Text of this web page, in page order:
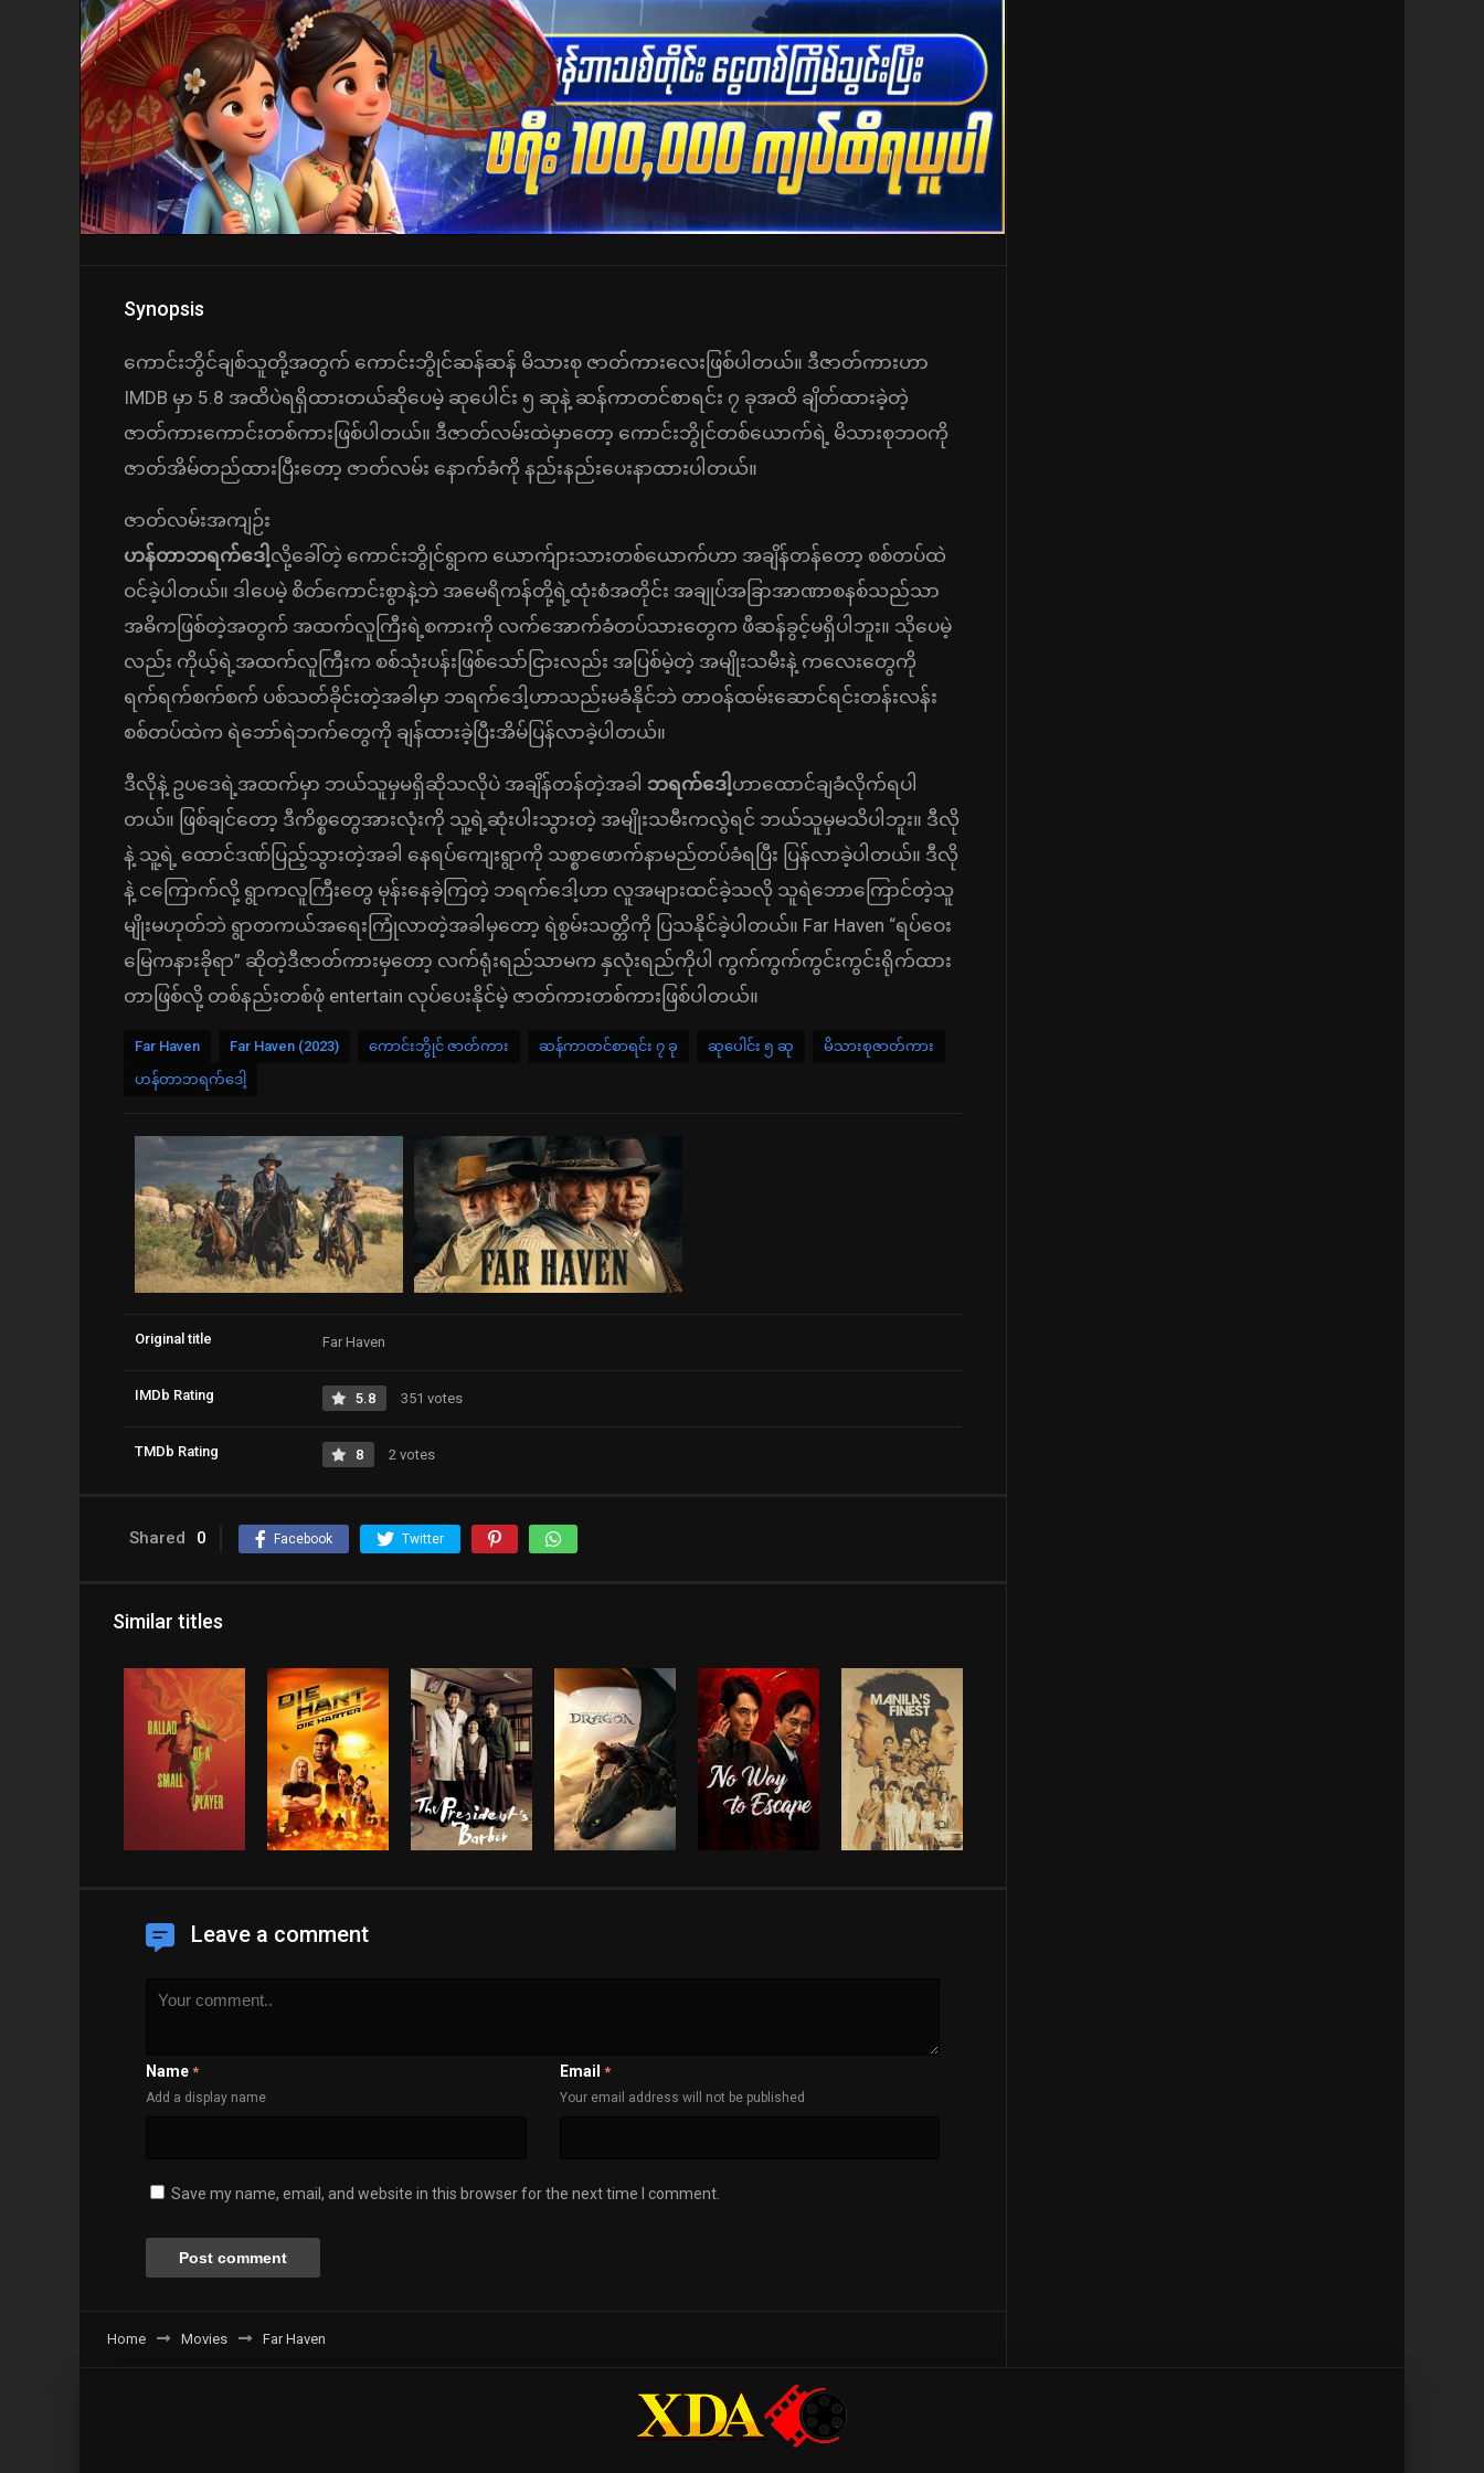
Synopsis
ကောင်းဘွိင်ချစ်သူတို့အတွက် ကောင်းဘွိုင်ဆန်ဆန် မိသားစု ဇာတ်ကားလေးဖြစ်ပါတယ်။ ဒီဇာတ်ကားဟာ
IMDB မှာ 5.8 အထိပဲရရှိထားတယ်ဆိုပေမဲ့ ဆုပေါင်း ၅ ဆုနဲ့ ဆန်ကာတင်စာရင်း ၇ ခုအထိ ချိတ်ထားခဲ့တဲ့
ဇာတ်ကားကောင်းတစ်ကားဖြစ်ပါတယ်။ ဒီဇာတ်လမ်းထဲမှာတော့ ကောင်းဘွိုင်တစ်ယောက်ရဲ့ မိသားစုဘဝကို
ဇာတ်အိမ်တည်ထားပြီးတော့ ဇာတ်လမ်း နောက်ခံကို နည်းနည်းပေးနာထားပါတယ်။
ဇာတ်လမ်းအကျဉ်း
ဟန်တာဘရက်ဒေါ့ လို့ခေါ်တဲ့ ကောင်းဘွိုင်ရွာက ယောက်ျားသားတစ်ယောက်ဟာ အချိန်တန်တော့ စစ်တပ်ထဲ
ဝင်ခဲ့ပါတယ်။ ဒါပေမဲ့ စိတ်ကောင်းစွာနဲ့ဘဲ အမေရိကန်တို့ရဲ့ထုံးစံအတိုင်း အချုပ်အခြာအာဏာစနစ်သည်သာ
အဓိကဖြစ်တဲ့အတွက် အထက်လူကြီးရဲ့စကားကို လက်အောက်ခံတပ်သားတွေက ဖီဆန်ခွင့်မရှိပါဘူး။ သိုပေမဲ့
လည်း ကိုယ့်ရဲ့အထက်လူကြီးက စစ်သုံးပန်းဖြစ်သော်ငြားလည်း အပြစ်မဲ့တဲ့ အမျိုးသမီးနဲ့ ကလေးတွေကို
ရက်ရက်စက်စက် ပစ်သတ်ခိုင်းတဲ့အခါမှာ ဘရက်ဒေါ့ဟာသည်းမခံနိုင်ဘဲ တာဝန်ထမ်းဆောင်ရင်းတန်းလန်း
စစ်တပ်ထဲက ရဲဘော်ရဲဘက်တွေကို ချန်ထားခဲ့ပြီးအိမ်ပြန်လာခဲ့ပါတယ်။
ဒီလိုနဲ့ ဥပဒေရဲ့အထက်မှာ ဘယ်သူမှမရှိဆိုသလိုပဲ အချိန်တန်တဲ့အခါ ဘရက်ဒေါ့ ဟာထောင်ချခံလိုက်ရပါ
တယ်။ ဖြစ်ချင်တော့ ဒီကိစ္စတွေအားလုံးကို သူ့ရဲ့ဆုံးပါးသွားတဲ့ အမျိုးသမီးကလွဲရင် ဘယ်သူမှမသိပါဘူး။ ဒီလို
နဲ့ သူ့ရဲ့ ထောင်ဒဏ်ပြည့်သွားတဲ့အခါ နေရပ်ကျေးရွာကို သစ္စာဖောက်နာမည်တပ်ခံရပြီး ပြန်လာခဲ့ပါတယ်။ ဒီလို
နဲ့ ငကြောက်လို့ ရွာကလူကြီးတွေ မုန်းနေခဲ့ကြတဲ့ ဘရက်ဒေါ့ဟာ လူအများထင်ခဲ့သလို သူရဲဘောကြောင်တဲ့သူ
မျိုးမဟုတ်ဘဲ ရွာတကယ်အရေးကြုံလာတဲ့အခါမှတော့ ရဲစွမ်းသတ္တိကို ပြသနိုင်ခဲ့ပါတယ်။ Far Haven “ရပ်ဝေး
မြေကနားခိုရာ” ဆိုတဲ့ဒီဇာတ်ကားမှတော့ လက်ရုံးရည်သာမက နှလုံးရည်ကိုပါ ကွက်ကွက်ကွင်းကွင်းရိုက်ထား
တာဖြစ်လို့ တစ်နည်းတစ်ဖုံ entertain လုပ်ပေးနိုင်မဲ့ ဇာတ်ကားတစ်ကားဖြစ်ပါတယ်။
Far Haven Far Haven (2023) ကောင်းဘွိုင် ဇာတ်ကား ဆန်ကာတင်စာရင်း ၇ ခု ဆုပေါင်း ၅ ဆု
မိသားစုဇာတ်ကား
ဟန်တာဘရက်ဒေါ့
Original title Far Haven
IMDb Rating 5.8 351 votes
TMDb Rating 8 2 votes
Shared 0 Facebook Twitter
Similar titles
Leave a comment
Name *
Add a display name
Email *
Your email address will not be published
Save my name, email, and website in this browser for the next time I comment.
Home Movies Far Haven